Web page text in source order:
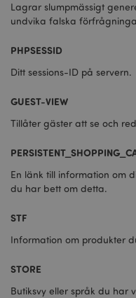
Lagrar slumpmässigt
undvika falska
PHPSESSID
Ditt sessions-ID på servern.
GUEST-VIEW
Tillåter gäster att se och
En länk till information om
du har bett om detta.
STF
Information om produkter
STORE
Butiksvy eller språk du har